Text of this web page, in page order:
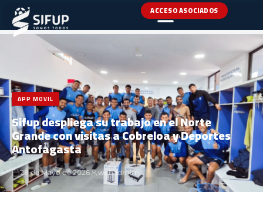
ACCESO ASOCIADOS
INICIO›NOTICIAS
APP MOVIL
Sifup despliega su trabajo en el Norte
Grande con visitas a Cobreloa y Deportes
Antofagasta
28 de Mayo de 2026 webadmin